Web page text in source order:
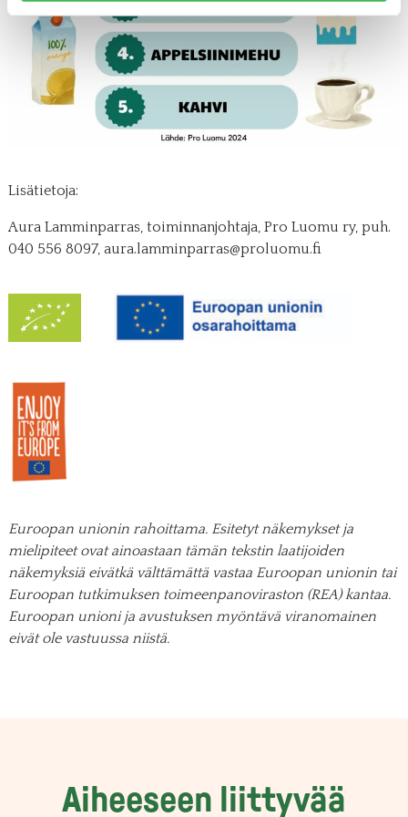
Lisätietoja:
Aura Lamminparras, toiminnanjohtaja, Pro Luomu ry, puh.
040 556 8097, aura.lamminparras@proluomu.fi
Euroopan unionin rahoittama. Esitetyt näkemykset ja
mielipiteet ovat ainoastaan tämän tekstin laatijoiden
näkemyksiä eivätkä välttämättä vastaa Euroopan unionin tai
Euroopan tutkimuksen toimeenpanoviraston (REA) kantaa.
Euroopan unioni ja avustuksen myöntävä viranomainen
eivät ole vastuussa niistä.
Aiheeseen liittyvää